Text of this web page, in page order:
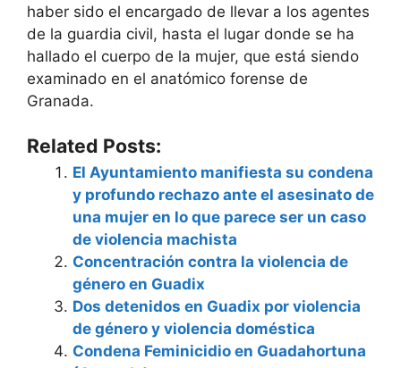
haber sido el encargado de llevar a los agentes
de la guardia civil, hasta el lugar donde se ha
hallado el cuerpo de la mujer, que está siendo
examinado en el anatómico forense de
Granada.
Related Posts:
El Ayuntamiento manifiesta su condena
y profundo rechazo ante el asesinato de
una mujer en lo que parece ser un caso
de violencia machista
Concentración contra la violencia de
género en Guadix
Dos detenidos en Guadix por violencia
de género y violencia doméstica
Condena Feminicidio en Guadahortuna